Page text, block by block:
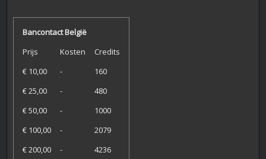
Bancontact België
Prijs
Kosten
Credits
€ 10,00
-
160
€ 25,00
-
480
€ 50,00
-
1000
€ 100,00
-
2079
€ 200,00
- 4236